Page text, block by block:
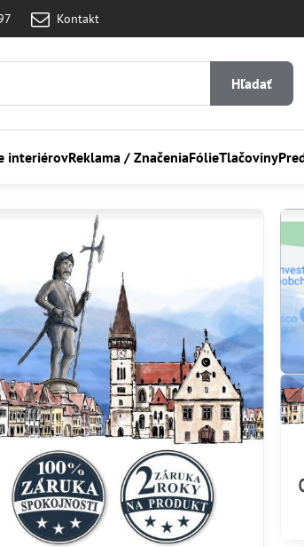
Kontakt
Hľadať
interiérovReklama / ZnačeniaFólieTlačoviny